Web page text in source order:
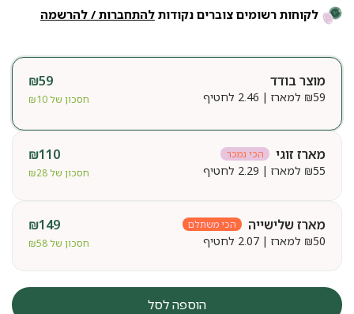
לקוחות רשומים צוברים נקודות להתחברות / להרשמה
מוצר בודד ₪59
₪59 למארז | 2.46 לחטיף חסכון של ₪10
מארז זוגי הכי נמכר ₪110
₪55 למארז | 2.29 לחטיף חסכון של ₪28
מארז שלישייה הכי משתלם ₪149
₪50 למארז | 2.07 לחטיף חסכון של ₪58
הוספה לסל